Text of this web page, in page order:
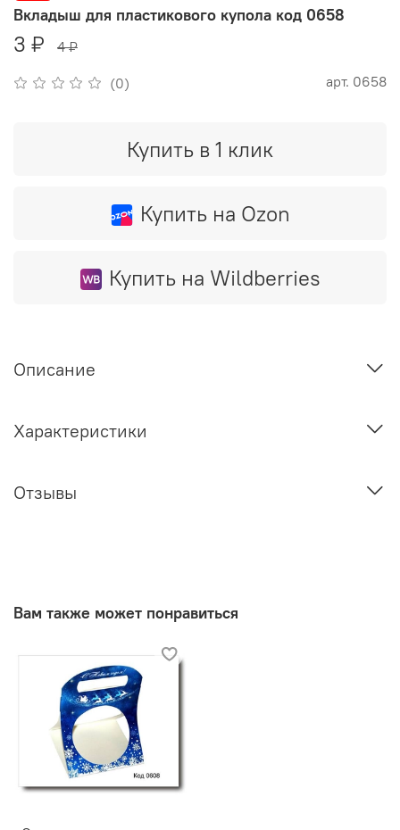
(0) арт. 0658
Вкладыш для пластикового купола код 0658
3 ₽ 4 ₽
Купить в 1 клик
Купить на Ozon
Купить на Wildberries
Описание
Характеристики
Отзывы
Вам также может понравиться